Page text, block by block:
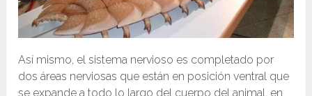
Así mismo, el sistema nervioso es completado por
dos áreas nerviosas que están en posición ventral que
se expande a todo lo largo del cuerpo del animal, en